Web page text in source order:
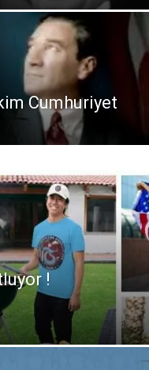
Cumhuriyet
!